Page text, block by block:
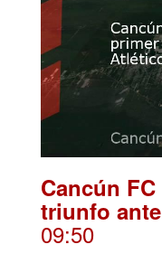
Cancún
triunfo
09:50